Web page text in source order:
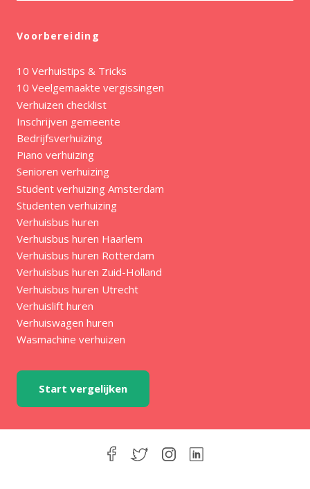
Voorbereiding
10 Verhuistips & Tricks
10 Veelgemaakte vergissingen
Verhuizen checklist
Inschrijven gemeente
Bedrijfsverhuizing
Piano verhuizing
Senioren verhuizing
Student verhuizing Amsterdam
Studenten verhuizing
Verhuisbus huren
Verhuisbus huren Haarlem
Verhuisbus huren Rotterdam
Verhuisbus huren Zuid-Holland
Verhuisbus huren Utrecht
Verhuislift huren
Verhuiswagen huren
Wasmachine verhuizen
Start vergelijken